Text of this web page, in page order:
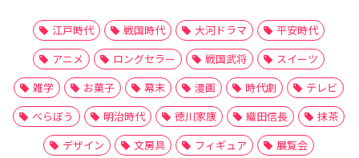
江戸時代 戦国時代 大河ドラマ
平安時代
アニメ
ロングセラー 戦国武将
スイーツ
雑学
お菓子 幕末 漫画 時代劇
テレビ
べらぼう
明治時代 徳川家康 織田信長
抹茶
デザイン
文房具 フィギュア
展覧会